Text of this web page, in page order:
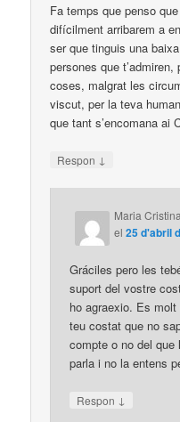
Fa temps que penso
difícilment arribarem a
ser que tinguis una
persones que
coses, malgrat les
viscut, per la teva
que tant s’encomana ai
Respon ↓
Maria
el25 d'abril
Gráciles pero les
suport del vostre
ho agraexio. Es
teu costat que no
compte o no del que
parla i no la entens
Respon ↓